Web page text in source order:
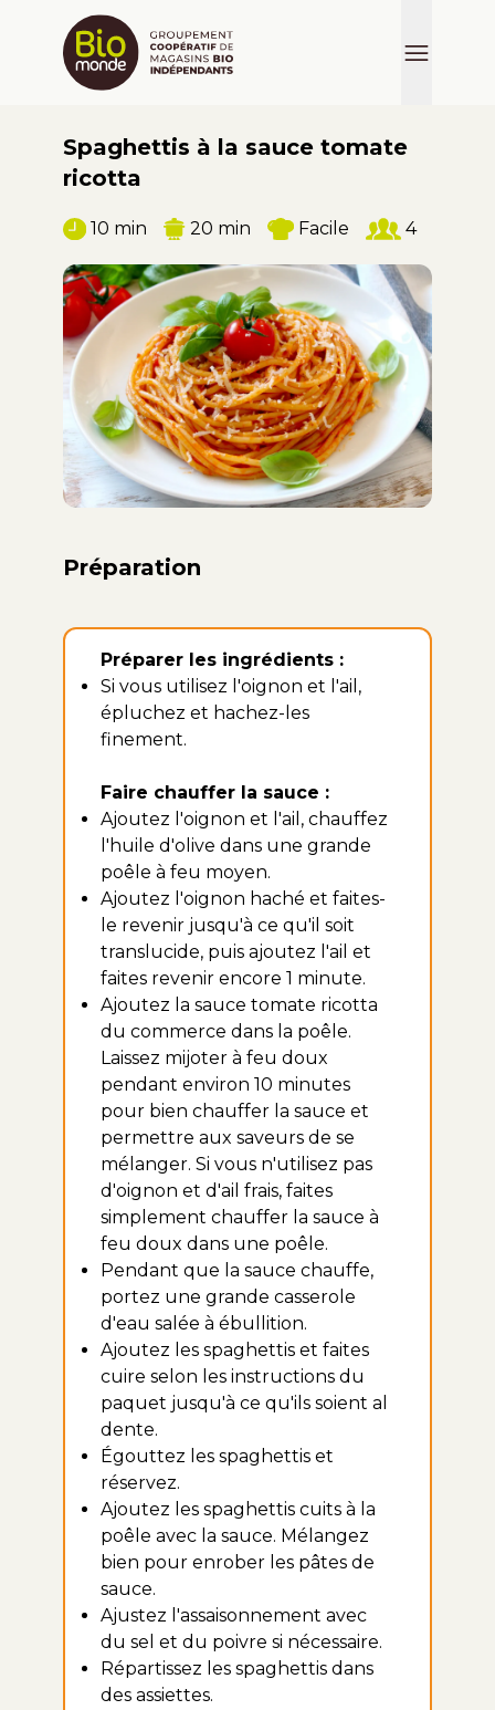
Spaghettis à la sauce tomate
ricotta
10 min 20 min Facile 4
Préparation
Préparer les ingrédients :
Si vous utilisez l'oignon et l'ail,
épluchez et hachez-les
finement.
Faire chauffer la sauce :
Ajoutez l'oignon et l'ail, chauffez
l'huile d'olive dans une grande
poêle à feu moyen.
Ajoutez l'oignon haché et faites-
le revenir jusqu'à ce qu'il soit
translucide, puis ajoutez l'ail et
faites revenir encore 1 minute.
Ajoutez la sauce tomate ricotta
du commerce dans la poêle.
Laissez mijoter à feu doux
pendant environ 10 minutes
pour bien chauffer la sauce et
permettre aux saveurs de se
mélanger. Si vous n'utilisez pas
d'oignon et d'ail frais, faites
simplement chauffer la sauce à
feu doux dans une poêle.
Pendant que la sauce chauffe,
portez une grande casserole
d'eau salée à ébullition.
Ajoutez les spaghettis et faites
cuire selon les instructions du
paquet jusqu'à ce qu'ils soient al
dente.
Égouttez les spaghettis et
réservez.
Ajoutez les spaghettis cuits à la
poêle avec la sauce. Mélangez
bien pour enrober les pâtes de
sauce.
Ajustez l'assaisonnement avec
du sel et du poivre si nécessaire.
Répartissez les spaghettis dans
des assiettes.